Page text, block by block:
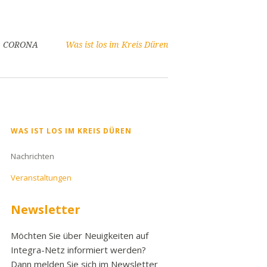
CORONA Was ist los im Kreis Düren
Navigation
WAS IST LOS IM KREIS DÜREN
Nachrichten
Veranstaltungen
Newsletter
Möchten Sie über Neuigkeiten auf
Integra-Netz informiert werden?
Dann melden Sie sich im Newsletter